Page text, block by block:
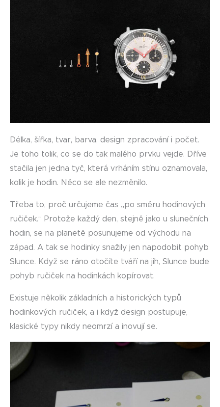
Délka, šířka, tvar, barva, design zpracování i počet.
Je toho tolik, co se do tak malého prvku vejde. Dříve
stačila jen jedna tyč, která vrháním stínu oznamovala,
kolik je hodin. Něco se ale nezměnilo.
Třeba to, proč určujeme čas „po směru hodinových
ručiček.“ Protože každý den, stejně jako u slunečních
hodin, se na planetě posunujeme od východu na
západ. A tak se hodinky snažily jen napodobit pohyb
Slunce. Když se ráno otočíte tváří na jih, Slunce bude
pohyb ručiček na hodinkách kopírovat.
Existuje několik základních a historických typů
hodinkových ručiček, a i když design postupuje,
klasické typy nikdy neomrzí a inovují se.